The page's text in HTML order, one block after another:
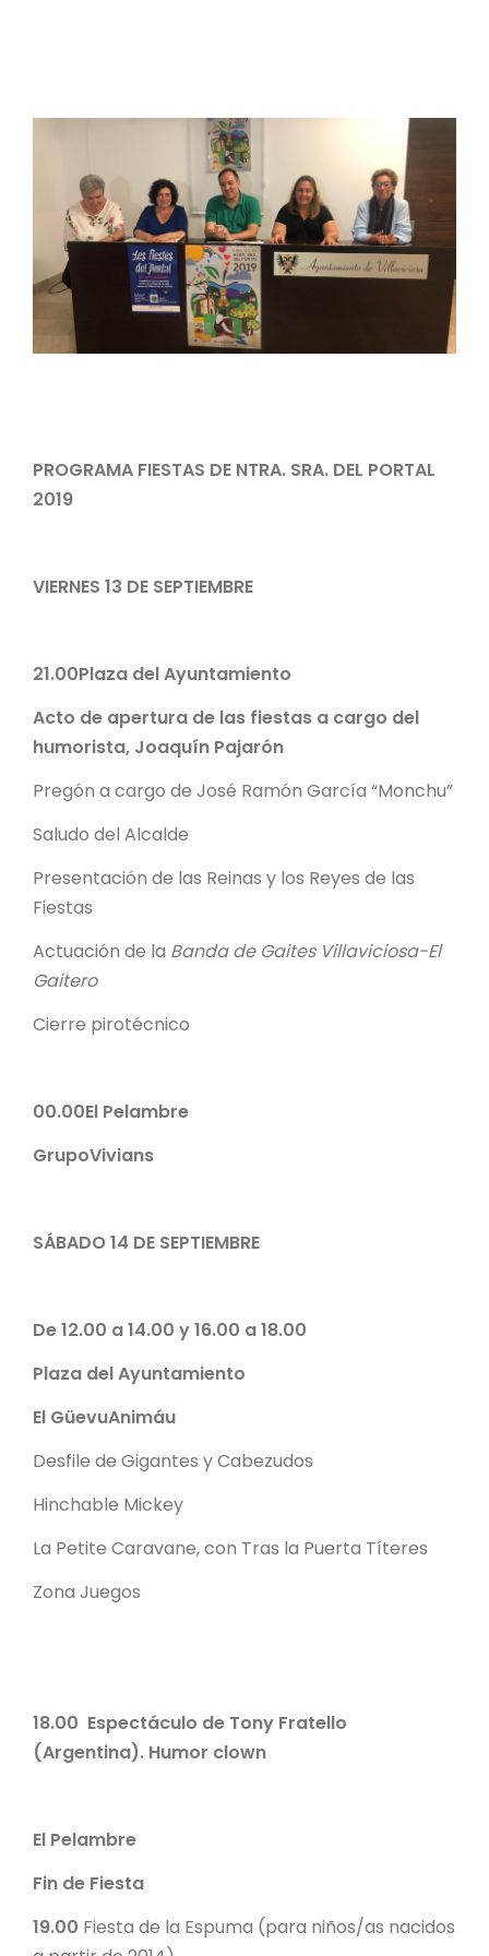
PROGRAMA FIESTAS DE NTRA. SRA. DEL PORTAL
2019
VIERNES 13 DE SEPTIEMBRE
21.00Plaza del Ayuntamiento
Acto de apertura de las fiestas a cargo del
humorista, Joaquín Pajarón
Pregón a cargo de José Ramón García “Monchu”
Saludo del Alcalde
Presentación de las Reinas y los Reyes de las
Fiestas
Actuación de la Banda de Gaites Villaviciosa-El
Gaitero
Cierre pirotécnico
00.00El Pelambre
GrupoVivians
SÁBADO 14 DE SEPTIEMBRE
De 12.00 a 14.00 y 16.00 a 18.00
Plaza del Ayuntamiento
El GüevuAnimáu
Desfile de Gigantes y Cabezudos
Hinchable Mickey
La Petite Caravane, con Tras la Puerta Títeres
Zona Juegos
18.00 Espectáculo de Tony Fratello
(Argentina). Humor clown
El Pelambre
Fin de Fiesta
19.00 Fiesta de la Espuma (para niños/as nacidos